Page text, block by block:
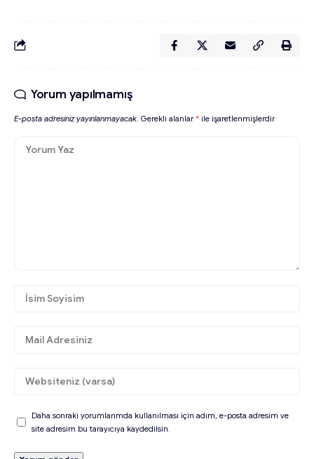
Yorum yapılmamış
E-posta adresiniz yayınlanmayacak. Gerekli alanlar* ile işaretlenmişlerdir
Daha sonraki yorumlarımda kullanılması için adım, e-posta adresim ve
site adresim bu tarayıcıya kaydedilsin.